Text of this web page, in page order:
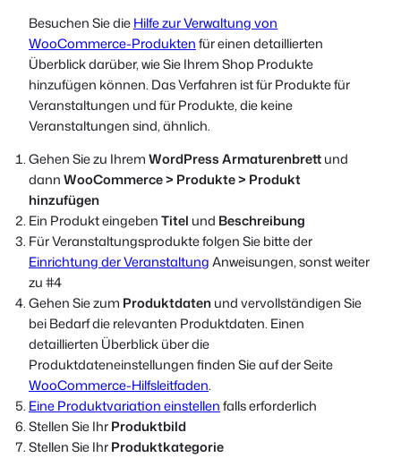
Besuchen Sie dieHilfe zur Verwaltung von
WooCommerce-Produktenfür einen detaillierten
Überblick darüber, wie Sie Ihrem Shop Produkte
hinzufügen können. Das Verfahren ist für Produkte für
Veranstaltungen und für Produkte, die keine
Veranstaltungen sind, ähnlich.
Gehen Sie zu IhremWordPress Armaturenbrettund
dannWooCommerce > Produkte > Produkt
hinzufügen
Ein Produkt eingebenTitel und Beschreibung
Für Veranstaltungsprodukte folgen Sie bitte der
Einrichtung der VeranstaltungAnweisungen, sonst weiter
zu #4
Gehen Sie zum Produktdatenund vervollständigen Sie
bei Bedarf die relevanten Produktdaten. Einen
detaillierten Überblick über die
Produktdateneinstellungen finden Sie auf der Seite
WooCommerce-Hilfsleitfaden.
Eine Produktvariation einstellenfalls erforderlich
Stellen Sie IhrProduktbild
Stellen Sie IhrProduktkategorie